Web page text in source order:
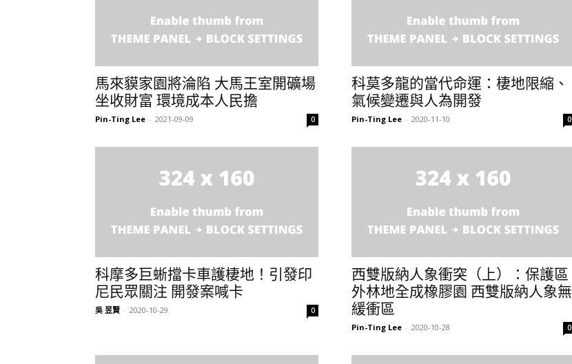
馬來貘家園將淪陷 大馬王室開礦場
坐收財富 環境成本人民擔
Pin-Ting Lee - 2021-09-09 0
科莫多龍的當代命運：棲地限縮、
氣候變遷與人為開發
Pin-Ting Lee - 2020-11-10 0
科摩多巨蜥擋卡車護棲地！引發印
尼民眾關注 開發案喊卡
吳 昱賢 - 2020-10-29 0
西雙版納人象衝突（上）：保護區
外林地全成橡膠園 西雙版納人象無
緩衝區
Pin-Ting Lee - 2020-10-28 0